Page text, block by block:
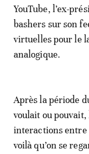
YouTube, l’ex-
bashers sur son
virtuelles pour le
analogique.
Après la période
voulait ou
interactions entre
voilà qu’on se